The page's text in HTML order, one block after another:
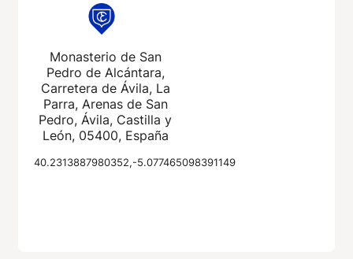
Monasterio de San
Pedro de Alcántara,
Carretera de Ávila, La
Parra, Arenas de San
Pedro, Ávila, Castilla y
León, 05400, España
40.2313887980352,-5.077465098391149